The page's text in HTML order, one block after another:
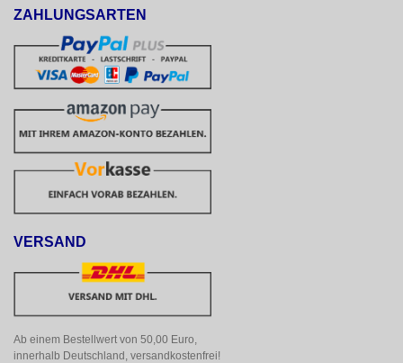
ZAHLUNGSARTEN
VERSAND
Ab einem Bestellwert von 50,00 Euro,
innerhalb Deutschland, versandkostenfrei!